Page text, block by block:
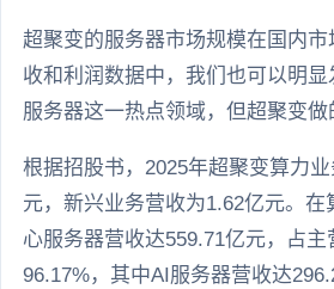
超聚变的服务器市场规模在国内
收和利润数据中，我们也可以明显
服务器这一热点领域，但超聚变做
根据招股书，2025年超聚变算力
元，新兴业务营收为1.62亿元。在
心服务器营收达559.71亿元，占主
96.17%，其中AI服务器营收达